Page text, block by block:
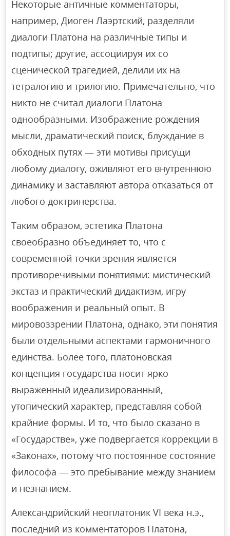
Некоторые античные комментаторы,
например, Диоген Лаэртский, разделяли
диалоги Платона на различные типы и
подтипы; другие, ассоциируя их со
сценической трагедией, делили их на
тетралогию и трилогию. Примечательно, что
никто не считал диалоги Платона
однообразными. Изображение рождения
мысли, драматический поиск, блуждание в
обходных путях — эти мотивы присущи
любому диалогу, оживляют его внутреннюю
динамику и заставляют автора отказаться от
любого доктринерства.
Таким образом, эстетика Платона
своеобразно объединяет то, что с
современной точки зрения является
противоречивыми понятиями: мистический
экстаз и практический дидактизм, игру
воображения и реальный опыт. В
мировоззрении Платона, однако, эти понятия
были отдельными аспектами гармоничного
единства. Более того, платоновская
концепция государства носит ярко
выраженный идеализированный,
утопический характер, представляя собой
крайние формы. И то, что было сказано в
«Государстве», уже подвергается коррекции в
«Законах», потому что постоянное состояние
философа — это пребывание между знанием
и незнанием.
Александрийский неоплатоник VI века н.э.,
последний из комментаторов Платона,